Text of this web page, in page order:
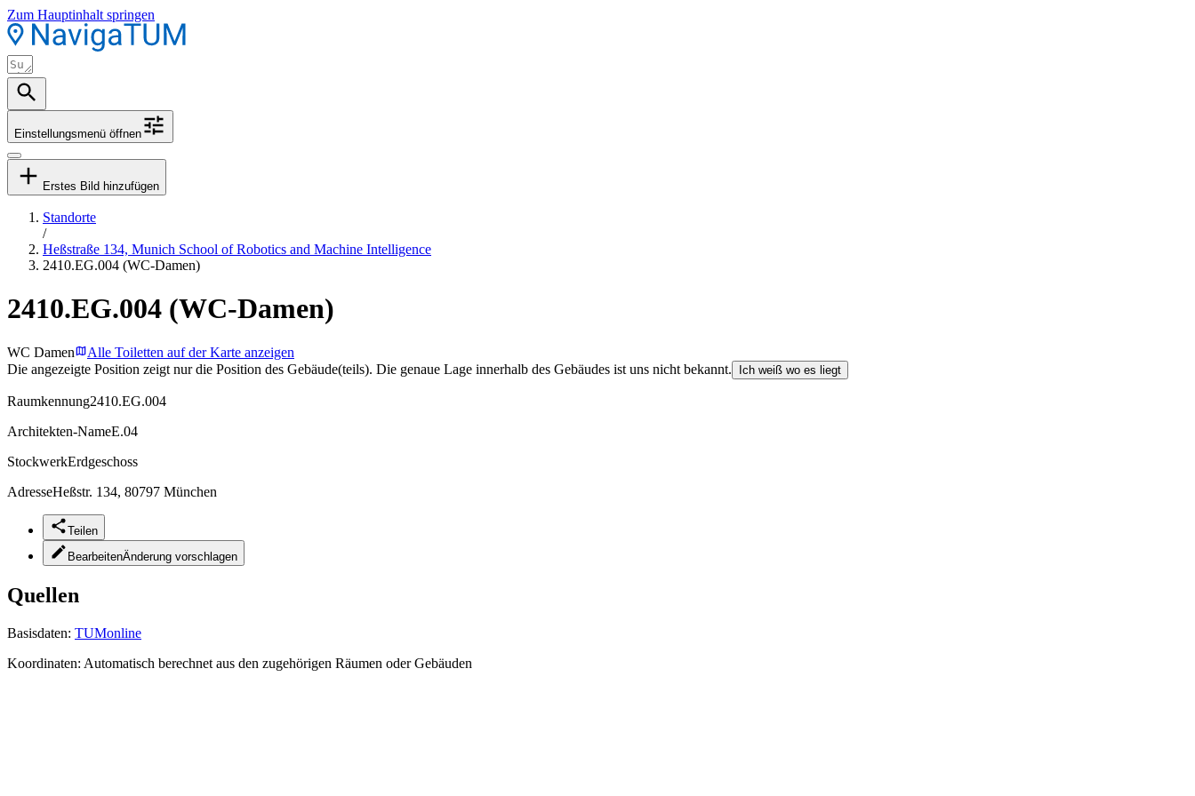
Zum Hauptinhalt springen
Einstellungsmenü öffnen
Erstes Bild hinzufügen
Standorte
/
Heßstraße 134, Munich School of Robotics and Machine Intelligence
2410.EG.004 (WC-Damen)
2410.EG.004 (WC-Damen)
WC Damen
Alle Toiletten auf der Karte anzeigen
Die angezeigte Position zeigt nur die Position des Gebäude(teils). Die genaue Lage innerhalb des Gebäudes ist uns nicht bekannt.
Ich weiß wo es liegt
Raumkennung2410.EG.004
Architekten-NameE.04
StockwerkErdgeschoss
AdresseHeßstr. 134, 80797 München
Teilen
BearbeitenÄnderung vorschlagen
Quellen
Basisdaten: TUMonline
Koordinaten: Automatisch berechnet aus den zugehörigen Räumen oder Gebäuden